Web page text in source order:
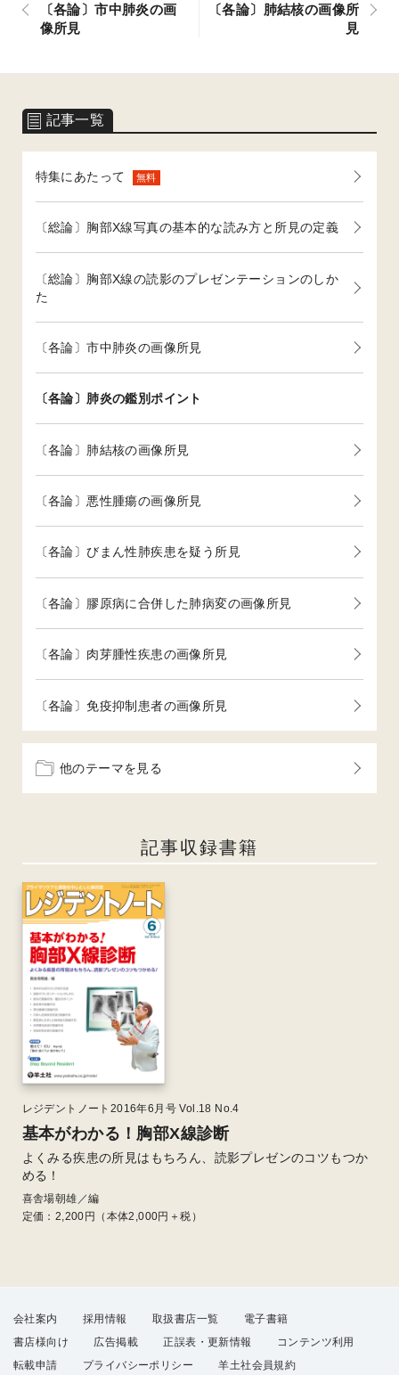
記事一覧
特集にあたって 無料
〔総論〕胸部X線写真の基本的な読み方と所見の定義
〔総論〕胸部X線の読影のプレゼンテーションのしか
た
〔各論〕市中肺炎の画像所見
〔各論〕肺炎の鑑別ポイント
〔各論〕肺結核の画像所見
〔各論〕悪性腫瘍の画像所見
〔各論〕びまん性肺疾患を疑う所見
〔各論〕膠原病に合併した肺病変の画像所見
〔各論〕肉芽腫性疾患の画像所見
〔各論〕免疫抑制患者の画像所見
他のテーマを見る
記事収録書籍
レジデントノート2016年6月号 Vol.18 No.4
基本がわかる！胸部X線診断
よくみる疾患の所見はもちろん、読影プレゼンのコツもつか
める！
喜舎場朝雄／編
定価： 2,200円（本体2,000円＋税）
〔各論〕市中肺炎の画
像所見
〔各論〕肺結核の画像所
見
会社案内 採用情報 取扱書店一覧
電子書籍
書店様向け
広告掲載 正誤表・更新情報
コンテンツ利用
転載申請
プライバシーポリシー 羊土社会員規約